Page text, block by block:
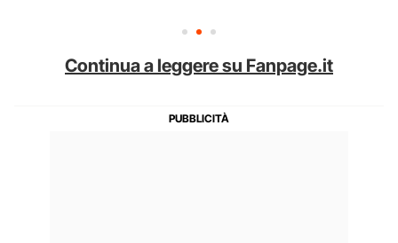
Continua a leggere su Fanpage.it